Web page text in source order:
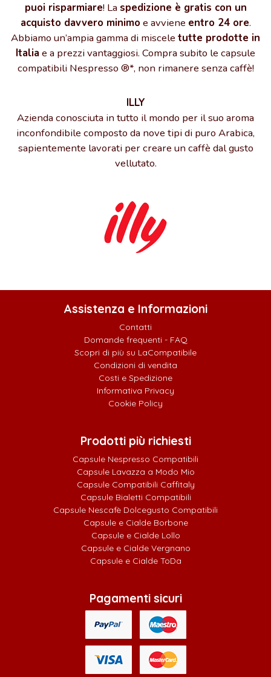
puoi risparmiare! La spedizione è gratis con un
acquisto davvero minimo e avviene entro 24 ore.
Abbiamo un’ampia gamma di miscele tutte prodotte in
Italiae a prezzi vantaggiosi. Compra subito le capsule
compatibili Nespresso ®*, non rimanere senza caffè!
ILLY
Azienda conosciuta in tutto il mondo per il suo aroma
inconfondibile composto da nove tipi di puro Arabica,
sapientemente lavorati per creare un caffè dal gusto
vellutato.
Assistenza e Informazioni
Contatti
Domande frequenti - FAQ
Scopri di più su LaCompatibile
Condizioni di vendita
Costi e Spedizione
Informativa Privacy
Cookie Policy
Prodotti più richiesti
Capsule Nespresso Compatibili
Capsule Lavazza a Modo Mio
Capsule Compatibili Caffitaly
Capsule Bialetti Compatibili
Capsule Nescafè Dolcegusto Compatibili
Capsule e Cialde Borbone
Capsule e Cialde Lollo
Capsule e Cialde Vergnano
Capsule e Cialde ToDa
Pagamenti sicuri